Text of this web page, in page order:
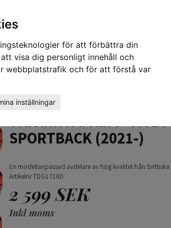
för att förbättra din
visa dig personligt innehåll och
webbplatstrafik och för att förstå var
inställningar
Artfex
Travall Avdelare - AUDI
SPORTBACK (2021-)
En modellanpassad avdelare av hög kvalitet från brittiska
Artikelnr TDG1716D
2 599 SEK
Inkl moms